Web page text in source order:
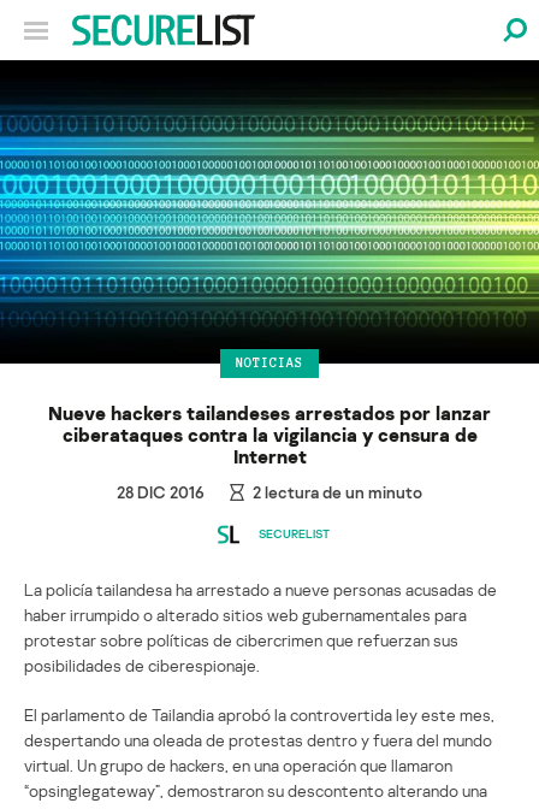
NOTICIAS
Nueve hackers tailandeses arrestados por lanzar
ciberataques contra la vigilancia y censura de
Internet
28 DIC 2016 2lectura de un minuto
SECURELIST
La policía tailandesa ha arrestado a nueve personas acusadas de
haber irrumpido o alterado sitios web gubernamentales para
protestar sobre políticas de cibercrimen que refuerzan sus
posibilidades de ciberespionaje.
El parlamento de Tailandia aprobó la controvertida ley este mes,
despertando una oleada de protestas dentro y fuera del mundo
virtual. Un grupo de hackers, en una operación que llamaron
“opsinglegateway”, demostraron su descontento alterando una